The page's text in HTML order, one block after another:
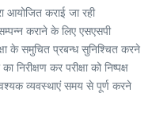
आयोजित कराई जा रही
कराने के लिए एसएसपी
के समुचित प्रबन्ध सुनिश्चित करने
निरीक्षण कर परीक्षा को निष्पक्ष
व्यवस्थाएं समय से पूर्ण करने